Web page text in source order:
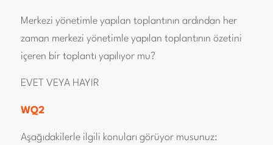
Merkezi yönetimle yapılan toplantının ardından her
zaman merkezi yönetimle yapılan toplantının özetini
içeren bir toplantı yapılıyor mu?
EVET VEYA HAYIR
WQ2
Aşağıdakilerle ilgili konuları görüyor musunuz: